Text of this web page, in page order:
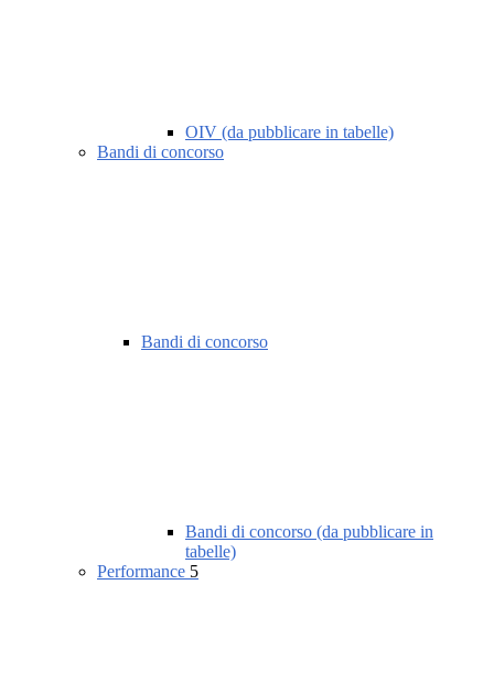
OIV (da pubblicare in tabelle)
Bandi di concorso
Bandi di concorso
Bandi di concorso (da pubblicare in
tabelle)
Performance 5